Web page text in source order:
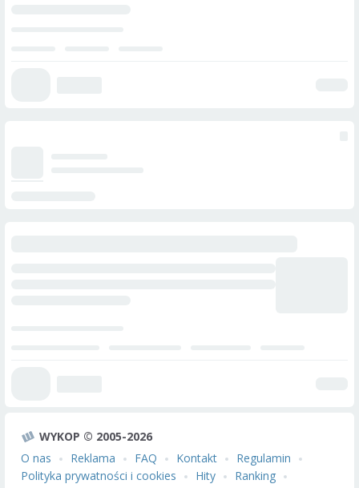
WYKOP © 2005-2026
O nas
Reklama FAQ Kontakt
Regulamin
Polityka prywatności i cookies
Hity
Ranking